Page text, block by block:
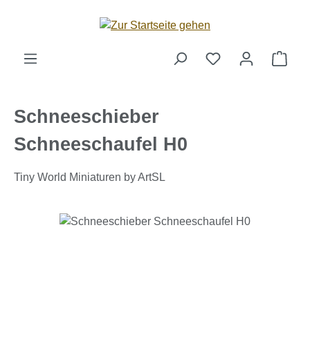
Zum Hauptinhalt springen
Schneeschieber
Schneeschaufel H0
Tiny World Miniaturen by ArtSL
Bildergalerie überspringen